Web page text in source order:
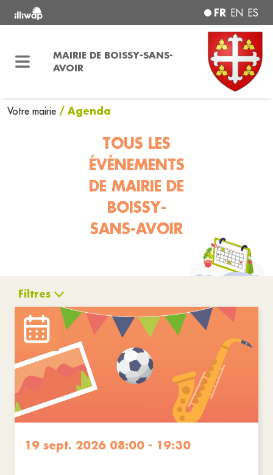
FR EN ES
MAIRIE DE BOISSY-SANS-
AVOIR
Votre mairie / Agenda
TOUS LES
ÉVÉNEMENTS
DE MAIRIE DE
BOISSY-
SANS-AVOIR
Filtres
Culture Cérémonies
Réinitialiser les filtres
19 sept. 2026 08:00 - 19:30